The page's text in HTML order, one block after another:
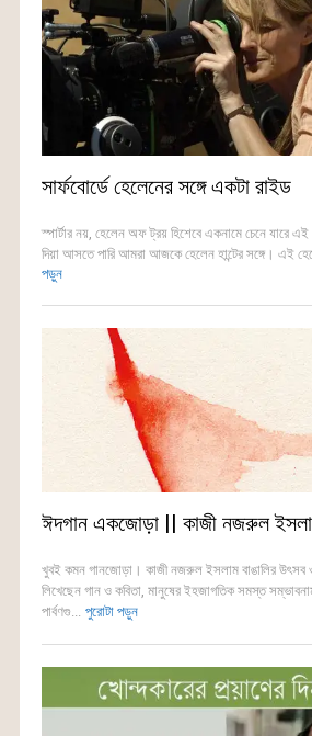
সার্ফবোর্ডে হেলেনের সঙ্গে একটা রাইড
স্পার্টার নয়, হেলেন অফ ট্রয় হিশেবে একনামে চেনে যারে
দিয়া আসতে পারি আমরা আজকে হেলেন হান্টের সঙ্গে। এই
পড়ুন
ঈদগান একজোড়া || কাজী নজরুল
খুবই কমন গানজোড়া। কাজী নজরুল ইসলাম বাঙালির উৎসব
লিখেছেন গান ও কবিতা, মানুষের ইহজাগতিক সমস্ত
পার্বণগু... পুরোটা পড়ুন